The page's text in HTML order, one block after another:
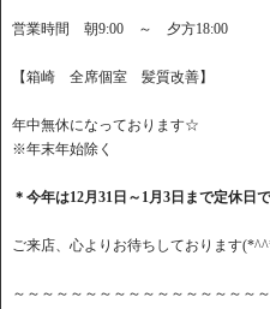
営業時間 朝9:00 ～ 夕方18:00
【箱崎 全席個室 髪質改善】
年中無休になっております☆
※年末年始除く
＊今年は12月31日～1月3日まで定休日
ご来店、心よりお待ちしております
～～～～～～～～～～～～～～～～～